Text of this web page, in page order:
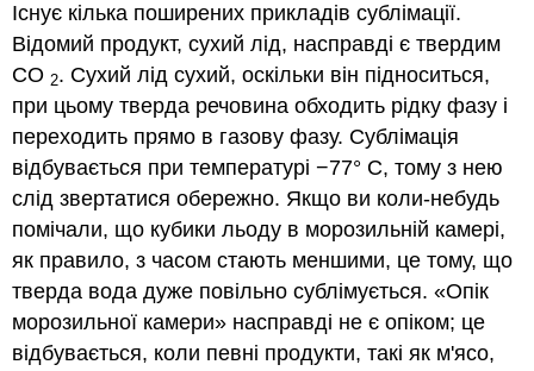
Існує кілька поширених прикладів сублімації.
Відомий продукт, сухий лід, насправді є твердим
CO 2. Сухий лід сухий, оскільки він підноситься,
при цьому тверда речовина обходить рідку фазу і
переходить прямо в газову фазу. Сублімація
відбувається при температурі −77° C, тому з нею
слід звертатися обережно. Якщо ви коли-небудь
помічали, що кубики льоду в морозильній камері,
як правило, з часом стають меншими, це тому, що
тверда вода дуже повільно сублімується. «Опік
морозильної камери» насправді не є опіком; це
відбувається, коли певні продукти, такі як м'ясо,